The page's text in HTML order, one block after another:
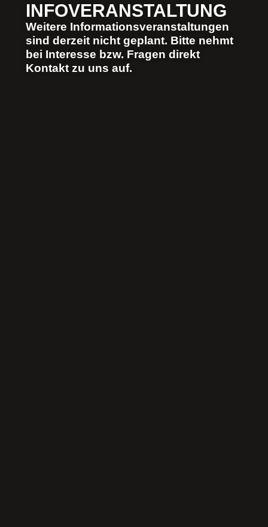
INFOVERANSTALTUNG​
Weitere Informationsveranstaltungen
sind derzeit nicht geplant. Bitte nehmt
bei Interesse bzw. Fragen direkt
Kontakt zu uns auf.